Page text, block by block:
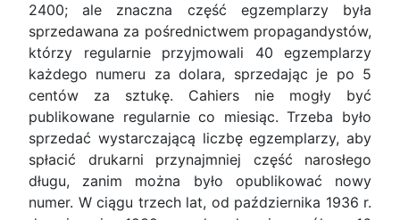
2400; ale znaczna część egzemplarzy była
sprzedawana za pośrednictwem propagandystów,
którzy regularnie przyjmowali 40 egzemplarzy
każdego numeru za dolara, sprzedając je po 5
centów za sztukę. Cahiers nie mogły być
publikowane regularnie co miesiąc. Trzeba było
sprzedać wystarczającą liczbę egzemplarzy, aby
spłacić drukarni przynajmniej część narosłego
długu, zanim można było opublikować nowy
numer. W ciągu trzech lat, od października 1936 r.